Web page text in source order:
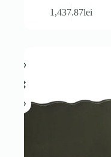
1,437.87lei